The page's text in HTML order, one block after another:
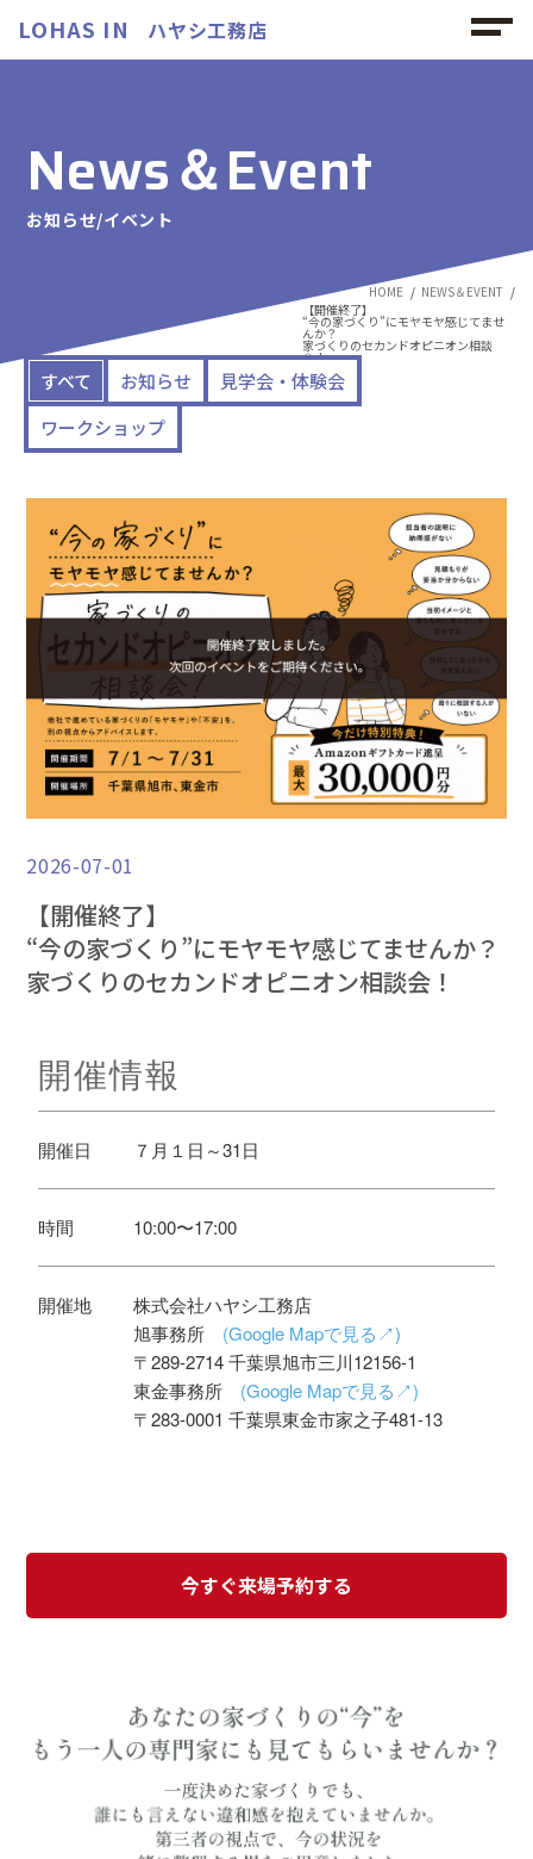
LOHAS IN ハヤシ工務店
News＆Event
お知らせ/イベント
すべて お知らせ
見学会・体験会
ワークショップ
HOME
NEWS＆EVENT
【開催終了】
“今の家づくり”にモヤモヤ感じてませ
んか？
家づくりのセカンドオピニオン相談
会！
2026-07-01
【開催終了】
“今の家づくり”にモヤモヤ感じてませんか？
家づくりのセカンドオピニオン相談会！
開催情報
開催日 ７月１日～31日
時間 10:00〜17:00
開催地
株式会社ハヤシ工務店
旭事務所 (Google Mapで見る↗)
〒289-2714 千葉県旭市三川12156-1
東金事務所 (Google Mapで見る↗)
〒283-0001 千葉県東金市家之子481-13
今すぐ来場予約する